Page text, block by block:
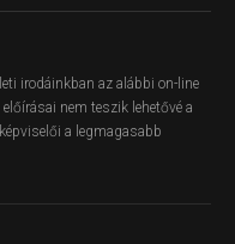
irodáinkban az alábbi on-line
nem teszik lehetővé a
a legmagasabb